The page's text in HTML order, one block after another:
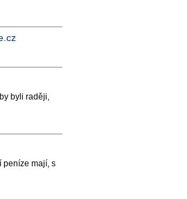
byli raději,
peníze mají, s